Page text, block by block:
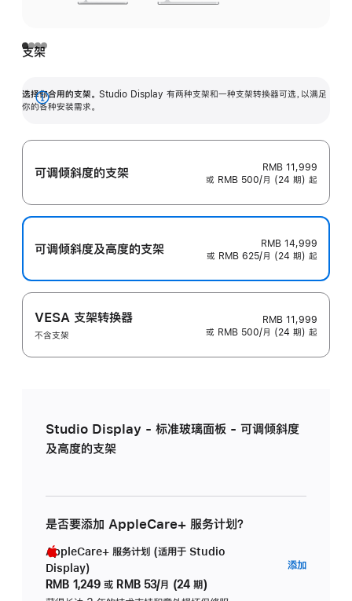
支架
选择你合用的支架。 Studio Display 有两种支架和一种支架转换器可选，以满足
你的各种安装需求。
展
可调倾斜度的支架
RMB 11,999
或 RMB 500/月 (24 期) 起
可调倾斜度及高‍度的支‍架
RMB 14,999
或 RMB 625/月 (24 期) 起
VESA 支架转换器
不含支架
RMB 11,999
或 RMB 500/月 (24 期) 起
Studio Display - 标准玻璃面板 - 可调倾斜度
及高度的支架
是否要添加 AppleCare+ 服务计划？
AppleCare+ 服务计划 (适用于 Studio
Display)
RMB 1,249 或 RMB 53/月 (24 期)
添加